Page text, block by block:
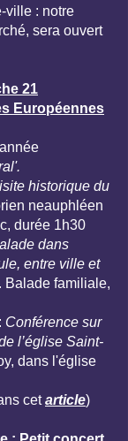
ville : notre
sera ouvert
21
Européennes
historique du
neauphléen
durée 1h30
dans
entre ville et
Balade familiale,
Conférence sur
l’église Saint-
dans l'église
cetarticle)